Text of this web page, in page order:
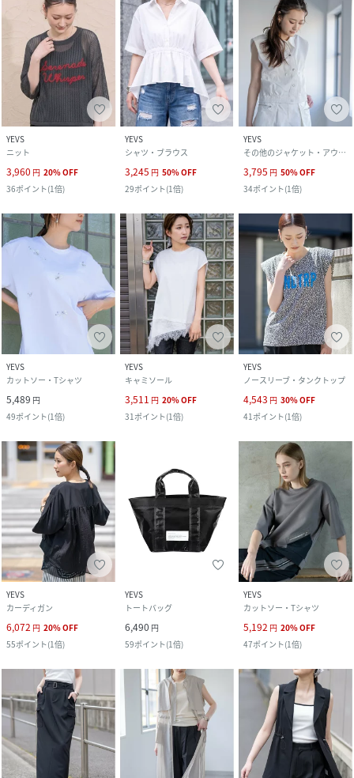
YEVS
ニット
3,960 円 20%OFF
36ポイント(1倍)
YEVS
シャツ・ブラウス
3,245 円 50%OFF
29ポイント(1倍)
YEVS
その他のジャケット・アウター
3,795 円 50%OFF
34ポイント(1倍)
YEVS
カットソー・Tシャツ
5,489 円
49ポイント(1倍)
YEVS
キャミソール
3,511 円 20%OFF
31 ポイント(1倍)
YEVS
ノースリーブ・タンクトップ
4,543 円 30%OFF
41 ポイント(1倍)
YEVS
カーディガン
6,072 円 20%OFF
55ポイント(1倍)
YEVS
トートバッグ
6,490 円
59ポイント(1倍)
YEVS
カットソー・Tシャツ
5,192 円 20%OFF
47ポイント(1倍)